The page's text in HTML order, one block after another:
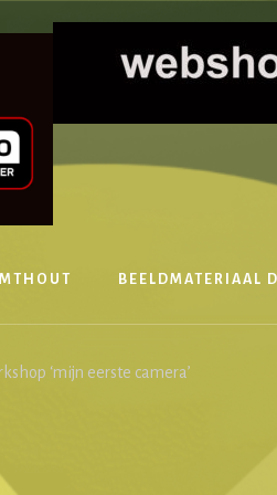
BEELDMATERIAAL
‘mijn eerste camera’